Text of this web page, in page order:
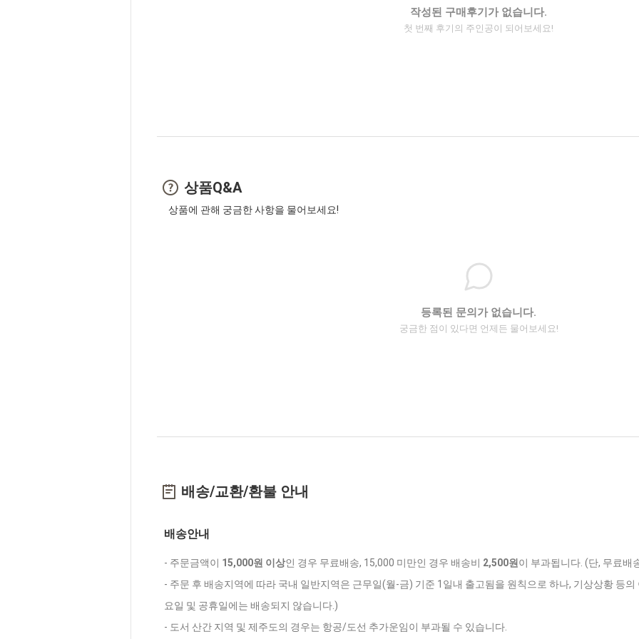
작성된 구매후기가 없습니다.
첫 번째 후기의 주인공이 되어보세요!
상품Q&A
상품에 관해 궁금한 사항을 물어보세요!
등록된 문의가 없습니다.
궁금한 점이 있다면 언제든 물어보세요!
배송/교환/환불 안내
배송안내
- 주문금액이 15,000원 이상인 경우 무료배송, 15,000 미만인 경우 배송비 2,500원 이 부과됩니다. (단, 무료배
- 주문 후 배송지역에 따라 국내 일반지역은 근무일(월-금) 기준 1일내 출고됨을 원칙으로 하나, 기상상황 등
요일 및 공휴일에는 배송되지 않습니다.)
- 도서 산간 지역 및 제주도의 경우는 항공/도선 추가운임이 부과될 수 있습니다.